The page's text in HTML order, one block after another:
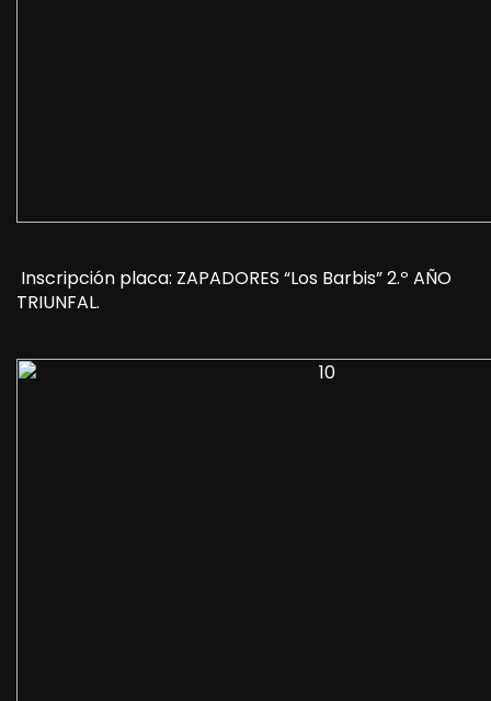
Inscripción placa: ZAPADORES “Los Barbis” 2.º AÑO
TRIUNFAL.